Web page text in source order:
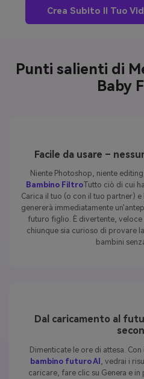
Crea Subito Il Tuo
Punti salienti di
Baby
Niente Photoshop, niente
Bambino FiltroTutto ciò di cui
Carica il tuo (o con il tuo partner)
genererà immediatamente
futuro figlio. È divertente,
chiunque sia curioso di provare
Dal caricamento al
Dimenticate le ore di attesa.
bambino futuro AI , vedrai i